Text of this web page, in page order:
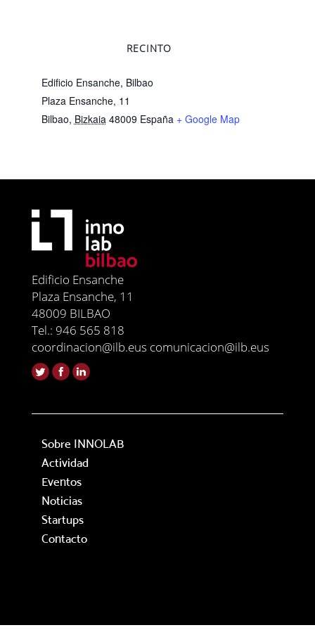
RECINTO
Edificio Ensanche, Bilbao
Plaza Ensanche, 11
Bilbao, Bizkaia 48009 España + Google Map
Edificio Ensanche
Plaza Ensanche, 11
48009 BILBAO
Tel.: 946 565 818
coordinacion@ilb.eus comunicacion@ilb.eus
Sobre INNOLAB
Actividad
Eventos
Noticias
Startups
Contacto